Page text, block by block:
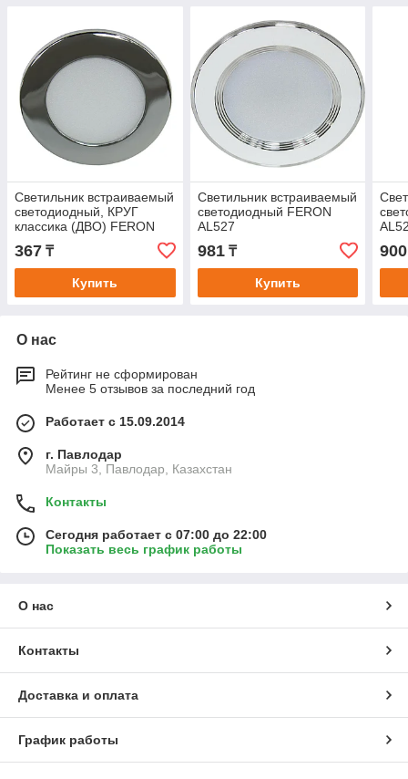
Светильник встраиваемый
светодиодный, КРУГ
классика (ДВО) FERON
AL500 3W 4000К (белый)
230V 180Lm IP20
367 ₸
Купить
Светильник встраиваемый
светодиодный FERON
AL527
981₸
Купить
900
О нас
Рейтинг не сформирован
Менее 5 отзывов за последний год
Работает с 15.09.2014
г. Павлодар
Майры 3, Павлодар, Казахстан
Контакты
Сегодня работает с 07:00 до 22:00
Показать весь график работы
О нас
Контакты
Доставка и оплата
График работы